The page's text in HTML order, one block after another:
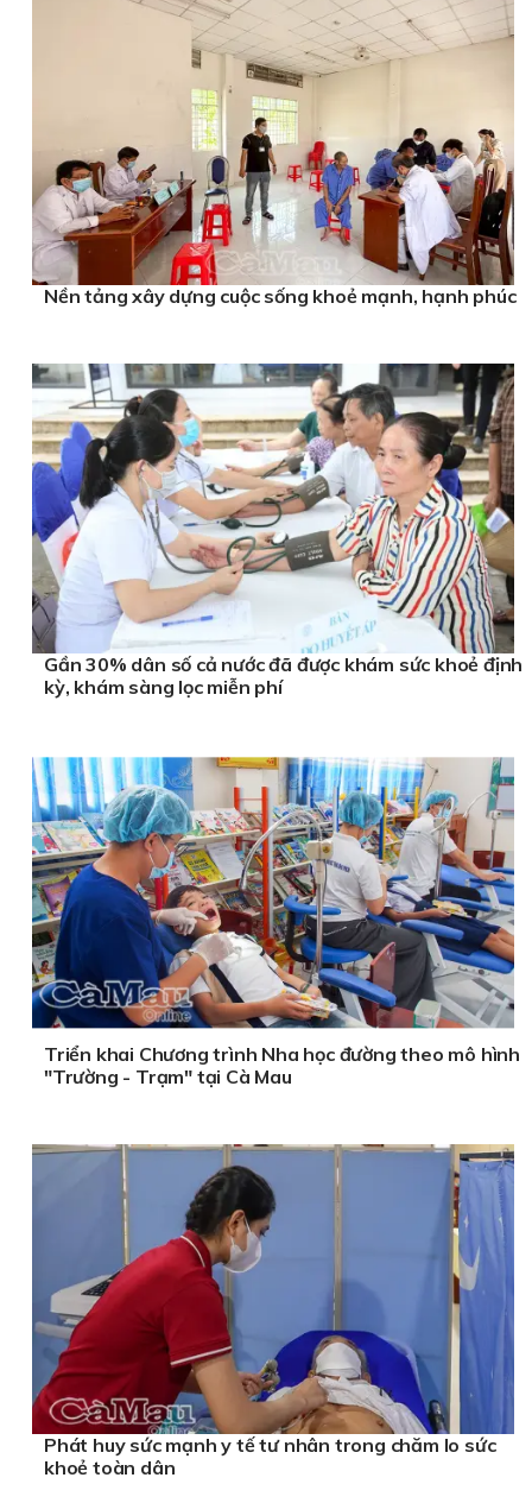
Nền tảng xây dựng cuộc sống khoẻ mạnh, hạnh phúc
Gần 30% dân số cả nước đã được khám sức khoẻ định
kỳ, khám sàng lọc miễn phí
Triển khai Chương trình Nha học đường theo mô hình
"Trường - Trạm" tại Cà Mau
Phát huy sức mạnh y tế tư nhân trong chăm lo sức
khoẻ toàn dân